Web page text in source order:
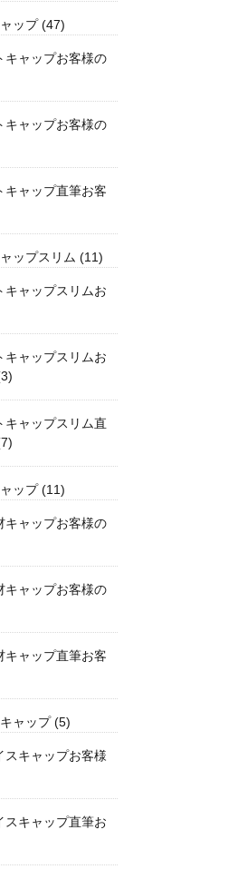
ップ(47)
キャップお客様の
キャップお客様の
キャップ直筆お客
ップスリム (11)
キャップスリムお
キャップスリムお
キャップスリム直
ップ(11)
キャップお客様の
キャップお客様の
キャップ直筆お客
ャップ(5)
スキャップお客様
スキャップ直筆お